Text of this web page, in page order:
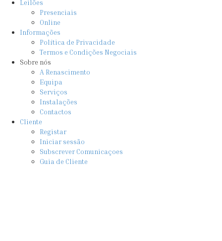
Leilões
Presenciais
Online
Informações
Política de Privacidade
Termos e Condições Negociais
Sobre nós
A Renascimento
Equipa
Serviços
Instalações
Contactos
Cliente
Registar
Iniciar sessão
Subscrever Comunicaçoes
Guia de Cliente